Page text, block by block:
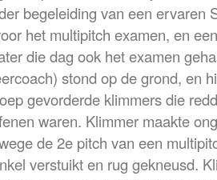
begeleiding van een ervaren
het multipitch examen, en
die dag ook het examen
stond op de grond, en
gevorderde klimmers die
waren. Klimmer maakte
de 2e pitch van een
verstuikt en rug gekneusd.